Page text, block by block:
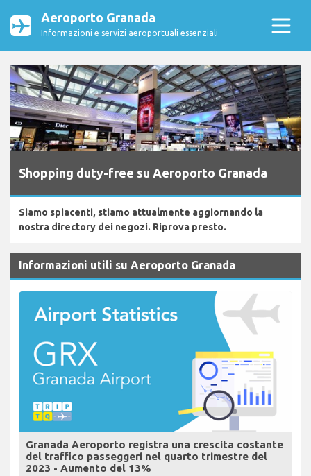
Aeroporto Granada
Informazioni e servizi aeroportuali essenziali
Shopping duty-free su Aeroporto Granada
Siamo spiacenti, stiamo attualmente aggiornando la
nostra directory dei negozi. Riprova presto.
Informazioni utili su Aeroporto Granada
Granada Aeroporto registra una crescita costante
del traffico passeggeri nel quarto trimestre del
2023 - Aumento del 13%